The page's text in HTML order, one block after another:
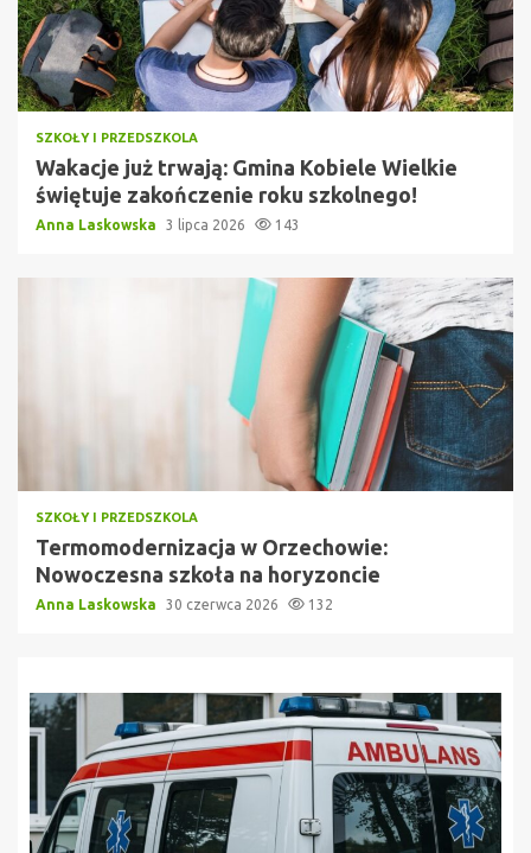
SZKOŁY I PRZEDSZKOLA
Wakacje już trwają: Gmina Kobiele Wielkie
świętuje zakończenie roku szkolnego!
Anna Laskowska 3 lipca 2026 143
SZKOŁY I PRZEDSZKOLA
Termomodernizacja w Orzechowie:
Nowoczesna szkoła na horyzoncie
Anna Laskowska 30 czerwca 2026 132